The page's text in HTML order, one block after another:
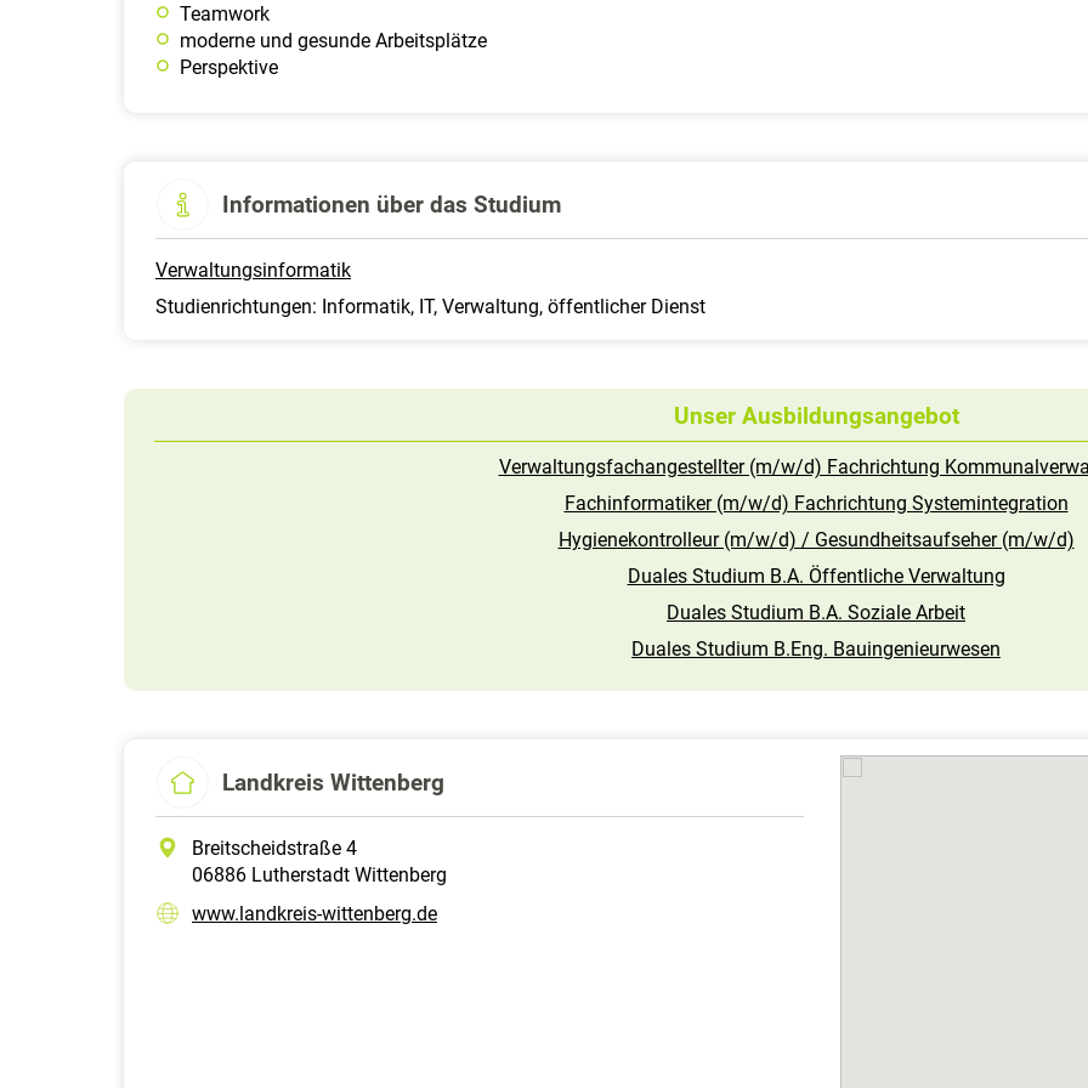
Teamwork
moderne und gesunde Arbeitsplätze
Perspektive
Informationen über das Studium
Verwaltungsinformatik
Studienrichtungen: Informatik, IT, Verwaltung, öffentlicher Dienst
Unser Ausbildungsangebot
Verwaltungsfachangestellter (m/w/d) Fachrichtung
Fachinformatiker (m/w/d) Fachrichtung Systemintegration
Hygienekontrolleur (m/w/d) / Gesundheitsaufseher (m/w/d)
Duales Studium B.A. Öffentliche Verwaltung
Duales Studium B.A. Soziale Arbeit
Duales Studium B.Eng. Bauingenieurwesen
Landkreis Wittenberg
Breitscheidstraße 4
06886 Lutherstadt Wittenberg
www.landkreis-wittenberg.de